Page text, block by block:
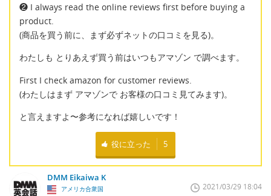
❷ I always read the online reviews first before buying a
product.
(商品を買う前に、まず必ずネットの口コミを見る)。
わたしも とりあえず買う前はいつもアマゾン で調べます。
First I check amazon for customer reviews.
(わたしはまず アマゾンで お客様の口コミ見てみます)。
と言えますよ〜参考になれば嬉しいです！
役に立った 5
DMM Eikaiwa K
アメリカ合衆国 2021/03/29 18:04